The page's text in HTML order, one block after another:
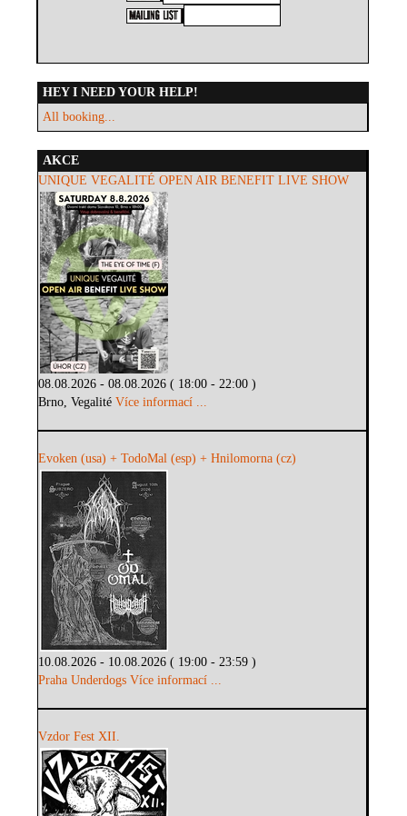
HEY I NEED YOUR HELP!
All booking...
AKCE
UNIQUE VEGALITÉ OPEN AIR BENEFIT LIVE SHOW
08.08.2026 - 08.08.2026 ( 18:00 - 22:00 )
Brno, VegalitéVíce informací ...
Evoken (usa) + TodoMal (esp) + Hnilomorna (cz)
10.08.2026 - 10.08.2026 ( 19:00 - 23:59 )
Praha Underdogs Více informací ...
Vzdor Fest XII.